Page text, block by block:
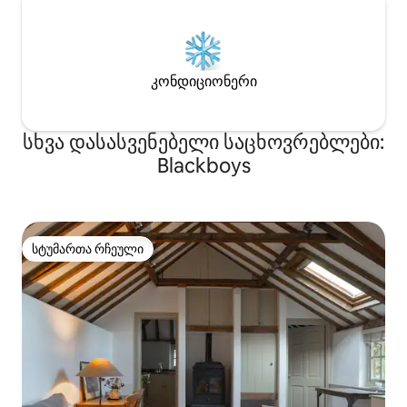
კონდიციონერი
სხვა დასასვენებელი საცხოვრებლები:
Blackboys
სტუმართა რჩეული
სტუმართა რჩეული